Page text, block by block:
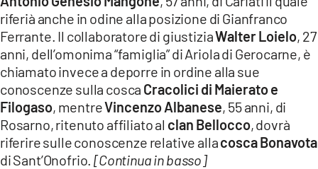
riferià anche in odine alla posizione di Gianfranco
Ferrante. Il collaboratore di giustiziaWalter Loielo, 27
anni, dell’omonima “famiglia” di Ariola di Gerocarne, è
chiamato invece a deporre in ordine alla sue
conoscenze sulla cosca Cracolici di Maierato e
Filogaso, mentreVincenzo Albanese, 55 anni, di
Rosarno, ritenuto affiliato al clan Bellocco, dovrà
riferire sulle conoscenze relative allacosca Bonavota
di Sant’Onofrio.[Continua in basso]